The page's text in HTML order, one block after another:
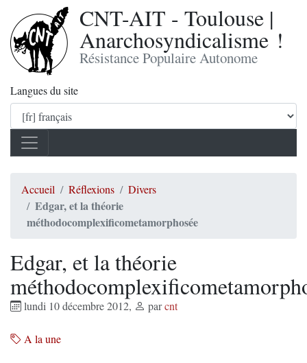
CNT-AIT - Toulouse |
Anarchosyndicalisme !
Résistance Populaire Autonome
Langues du site
Accueil Réflexions Divers
Edgar, et la théorie
méthodocomplexificometamorphosée
Edgar, et la théorie
lundi 10 décembre 2012, parcnt
A la une